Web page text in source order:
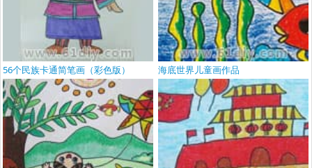
56个民族卡通简笔画（彩色版） 海底世界儿童画作品